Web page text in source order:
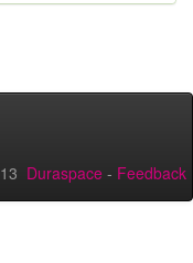
Duraspace - Feedback